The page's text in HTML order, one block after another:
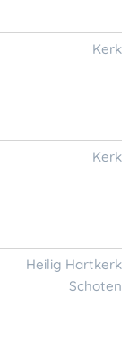
Kerk
Kerk
Heilig Hartkerk
Schoten